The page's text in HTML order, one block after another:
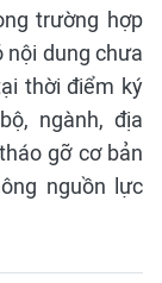
trường hợp
nội dung chưa
thời điểm ký
ngành, địa
gỡ cơ bản
nguồn lực